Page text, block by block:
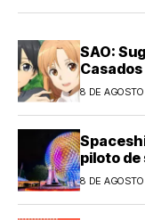
SAO:
8 DE
piloto de
8 DE